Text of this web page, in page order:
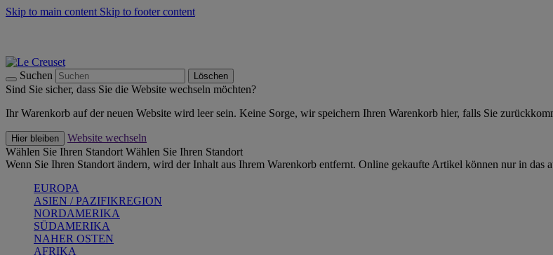
Skip to main content Skip to footer content
Suchen Löschen
Sind Sie sicher, dass Sie die Website wechseln möchten?
Ihr Warenkorb auf der neuen Website wird leer sein. Keine Sorge, wir speichern Ihren Warenkorb hier, falls Sie
Hier bleiben
Website wechseln
Wählen Sie Ihren Standort Wählen Sie Ihren Standort
Wenn Sie Ihren Standort ändern, wird der Inhalt aus Ihrem Warenkorb entfernt. Online gekaufte Artikel können nur in das
EUROPA
ASIEN / PAZIFIKREGION
NORDAMERIKA
SÜDAMERIKA
NAHER OSTEN
AFRIKA